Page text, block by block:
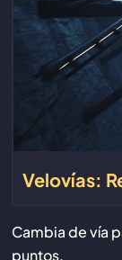
Velovías:
Cambia de vía
puntos.